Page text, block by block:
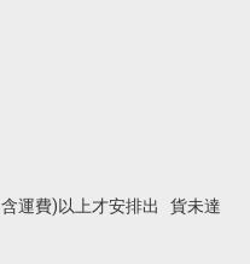
運費)以上才安排出 貨未達